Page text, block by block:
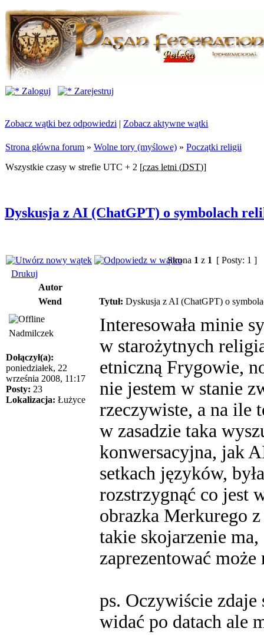
Zaloguj Zarejestruj
Zobacz wątki bez odpowiedzi | Zobacz aktywne wątki
Strona główna forum » Wolne tory (myślowe) » Początki religii
Wszystkie czasy w strefie UTC + 2 [czas letni (DST)]
Dyskusja z AI (ChatGPT) o symbolach
Strona 1 z 1 [ Posty: 1 ]
Drukuj
Autor
Wend
Tytuł: Dyskusja z AI (ChatGPT) o
Nadmilczek
Dołączył(a):
poniedziałek, 22
września 2008, 11:17
Posty: 23
Lokalizacja: Łużyce
Interesowała minie
w starożytnych
etniczną Frygowie,
nie jestem w stanie
rzeczywiste, a na ile
w zasadzie taka
konwersacyjna, jak
setkach języków,
rozstrzygnąć co jest
obrazka Merkurego
takie skojarzenie
zaprezentować
ps. Oczywiście zdaje
widać po datach ale